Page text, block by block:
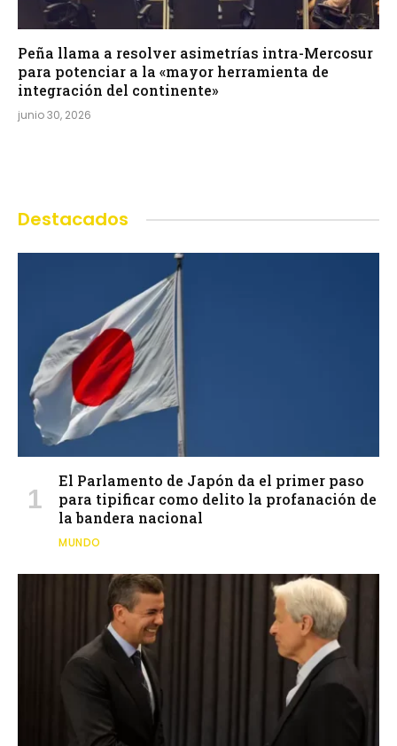
Peña llama a resolver asimetrías intra-Mercosur
para potenciar a la «mayor herramienta de
integración del continente»
junio 30, 2026
Destacados
El Parlamento de Japón da el primer paso
para tipificar como delito la profanación de
la bandera nacional
MUNDO